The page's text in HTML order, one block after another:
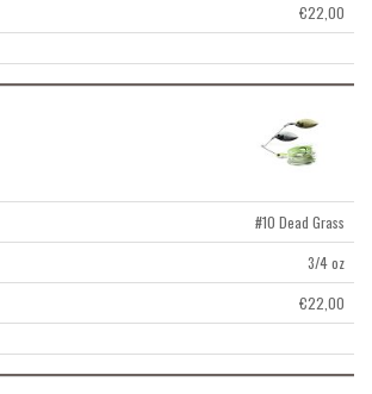
€22,00
#10 Dead Grass
3/4 oz
€22,00